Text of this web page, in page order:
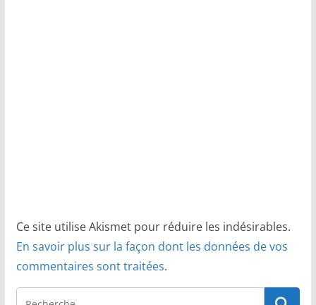
Ce site utilise Akismet pour réduire les indésirables.
En savoir plus sur la façon dont les données de vos
commentaires sont traitées.